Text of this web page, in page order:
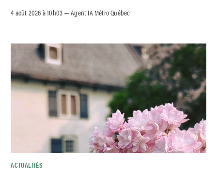
4 août 2026 à 10h03 –Agent IA Métro Québec
ACTUALITÉS